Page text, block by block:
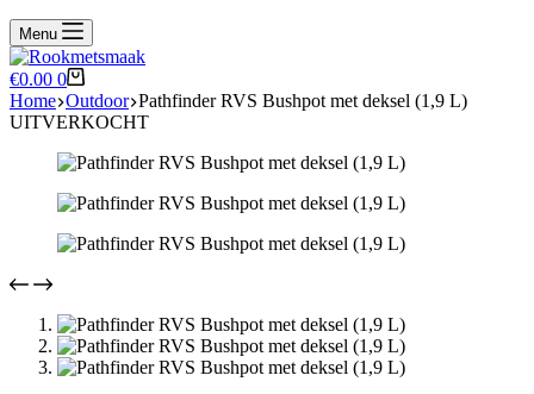
Menu
Winkelwagen
€0.00 0
Home Outdoor Pathfinder RVS Bushpot met deksel (1,9 L)
UITVERKOCHT